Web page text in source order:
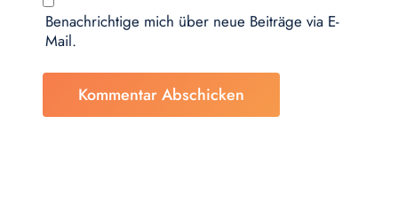
Benachrichtige mich über neue Beiträge via E-
Mail.